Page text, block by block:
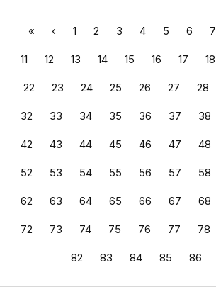
« ‹ 1 2 3 4 5 6 7
11 12 13 14 15 16 17 18
22 23 24 25 26 27 28
32 33 34 35 36 37 38
42 43 44 45 46 47 48
52 53 54 55 56 57 58
62 63 64 65 66 67 68
72 73 74 75 76 77 78
82 83 84 85 86